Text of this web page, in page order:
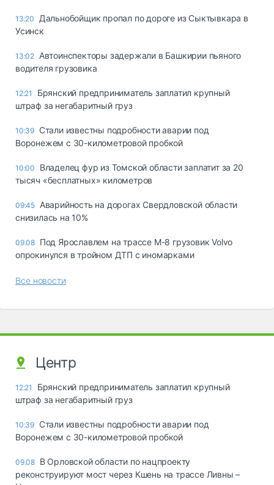
13:20
Дальнобойщик пропал по дороге из Сыктывкара в
Усинск
13:02 Автоинспекторы задержали в Башкирии пьяного
водителя грузовика
12:21
Брянский предприниматель заплатил крупный
штраф за негабаритный груз
10:39 Стали известны подробности аварии под
Воронежем с 30-километровой пробкой
10:00
Владелец фур из Томской области заплатит за 20
тысяч «бесплатных» километров
09:45 Аварийность на дорогах Свердловской области
снизилась на 10%
09.08 Под Ярославлем на трассе М-8 грузовик Volvo
опрокинулся в тройном ДТП с иномарками
Все новости
Центр
12:21
Брянский предприниматель заплатил крупный
штраф за негабаритный груз
10:39 Стали известны подробности аварии под
Воронежем с 30-километровой пробкой
09.08 В Орловской области по нацпроекту
реконструируют мост через Кшень на трассе Ливны –